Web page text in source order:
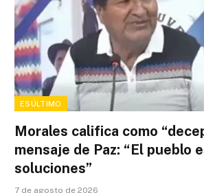
ESÚLTIMO
Morales califica como
mensaje de Paz: “El pueblo
soluciones”
7 de agosto de 2026